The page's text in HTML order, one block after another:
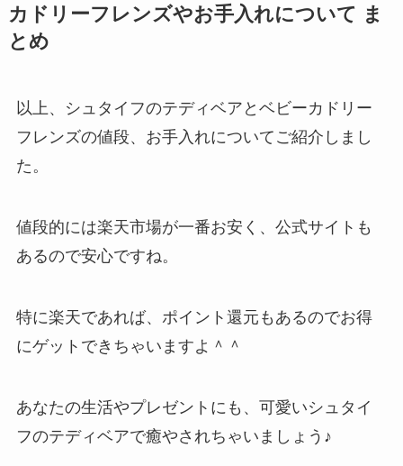
カドリーフレンズやお手入れについて ま
とめ
以上、シュタイフのテディベアとベビーカドリー
フレンズの値段、お手入れについてご紹介しまし
た。
値段的には楽天市場が一番お安く、公式サイトも
あるので安心ですね。
特に楽天であれば、ポイント還元もあるのでお得
にゲットできちゃいますよ＾＾
あなたの生活やプレゼントにも、可愛いシュタイ
フのテディベアで癒やされちゃいましょう♪